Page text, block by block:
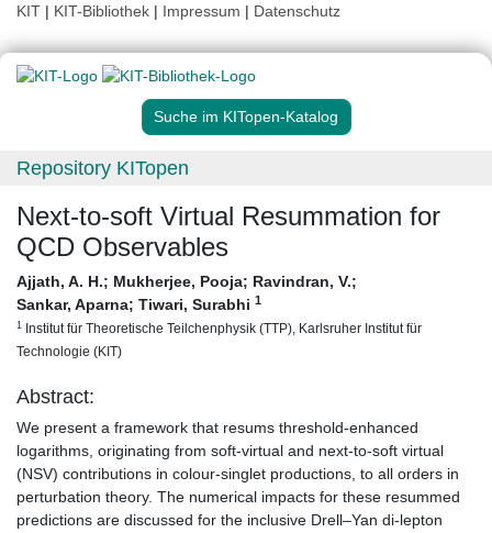
KIT | KIT-Bibliothek | Impressum | Datenschutz
Suche im KITopen-Katalog
Repository KITopen
Next-to-soft Virtual Resummation for
QCD Observables
Ajjath, A. H.; Mukherjee, Pooja; Ravindran, V.;
Sankar, Aparna; Tiwari, Surabhi 1
1 Institut für Theoretische Teilchenphysik (TTP), Karlsruher Institut für
Technologie (KIT)
Abstract:
We present a framework that resums threshold-enhanced
logarithms, originating from soft-virtual and next-to-soft virtual
(NSV) contributions in colour-singlet productions, to all orders in
perturbation theory. The numerical impacts for these resummed
predictions are discussed for the inclusive Drell–Yan di-lepton